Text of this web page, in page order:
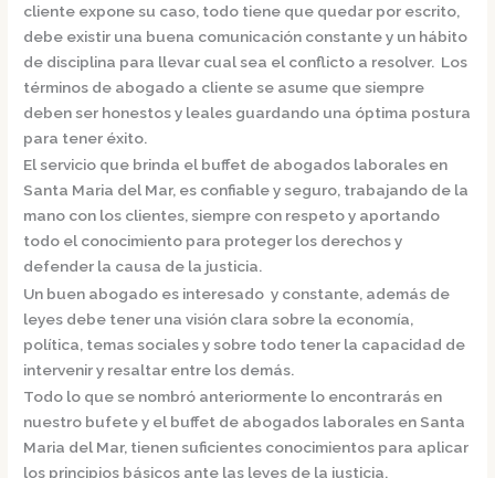
cliente expone su caso, todo tiene que quedar por escrito,
debe existir una buena comunicación constante y un hábito
de disciplina para llevar cual sea el conflicto a resolver. Los
términos de abogado a cliente se asume que siempre
deben ser honestos y leales guardando una óptima postura
para tener éxito.
El servicio que brinda el buffet de abogados laborales en
Santa Maria del Mar, es confiable y seguro, trabajando de la
mano con los clientes, siempre con respeto y aportando
todo el conocimiento para proteger los derechos y
defender la causa de la justicia.
Un buen abogado es interesado y constante, además de
leyes debe tener una visión clara sobre la economía,
política, temas sociales y sobre todo tener la capacidad de
intervenir y resaltar entre los demás.
Todo lo que se nombró anteriormente lo encontrarás en
nuestro bufete y el buffet de abogados laborales en Santa
Maria del Mar, tienen suficientes conocimientos para aplicar
los principios básicos ante las leyes de la justicia.